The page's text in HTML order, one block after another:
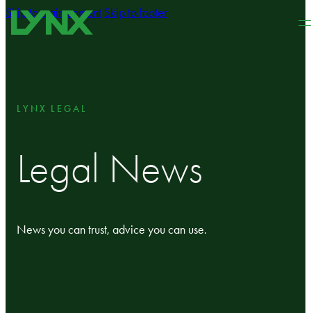
Skip to main content Skip to footer
LYNX LEGAL
Legal News
News you can trust, advice you can use.